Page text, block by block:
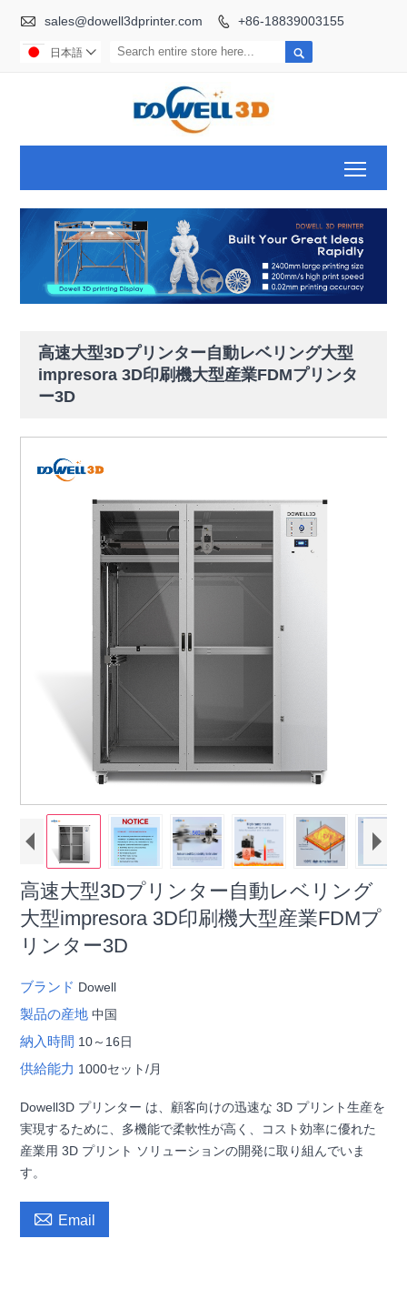
 sales@dowell3dprinter.com  +86-18839003155

日本語 
高速大型3Dプリンター自動レベリング大型
impresora 3D印刷機大型産業FDMプリンタ
ー3D
高速大型3Dプリンター自動レベリング
大型impresora 3D印刷機大型産業FDMプ
リンター3D
ブランド Dowell
製品の産地中国
納入時間 10～16日
供給能力 1000セット/月
Dowell3D プリンター は、顧客向けの迅速な 3D プリント生産を
実現するために、多機能で柔軟性が高く、コスト効率に優れた
産業用 3D プリント ソリューションの開発に取り組んでいま
す。
 Email